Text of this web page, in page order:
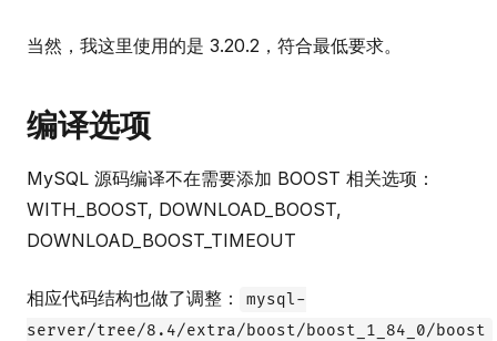
当然，我这里使用的是 3.20.2，符合最低要求。
编译选项
MySQL 源码编译不在需要添加 BOOST 相关选项：
WITH_BOOST, DOWNLOAD_BOOST,
DOWNLOAD_BOOST_TIMEOUT
相应代码结构也做了调整：
mysql-
server/tree/8.4/extra/boost/boost_1_84_0/boost